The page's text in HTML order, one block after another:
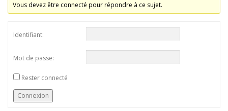
Vous devez être connecté pour répondre à ce sujet.
Identifiant:
Mot de passe:
Rester connecté
Connexion